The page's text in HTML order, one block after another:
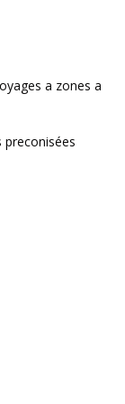
a zones a
preconisées